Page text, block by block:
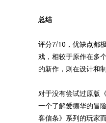
总结
评分7/10，优缺点都
戏，相较于原作在多
的新作，则在设计和
对于没有尝试过原版
一个了解爱德华的冒
客信条》系列的玩家